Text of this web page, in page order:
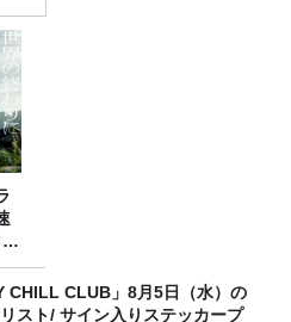
CHILL CLUB」8月5日（水）の
スト/ サイン入りステッカープ